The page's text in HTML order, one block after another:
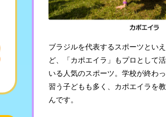
ブラジルを代表するスポーツとい
ど、「カポエイラ」もプロとして
いる人気のスポーツ。学校が終わ
習う子どもも多く、カポエイラを
んです。